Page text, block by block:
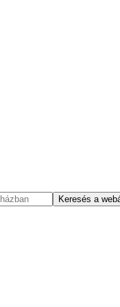
Keresés a